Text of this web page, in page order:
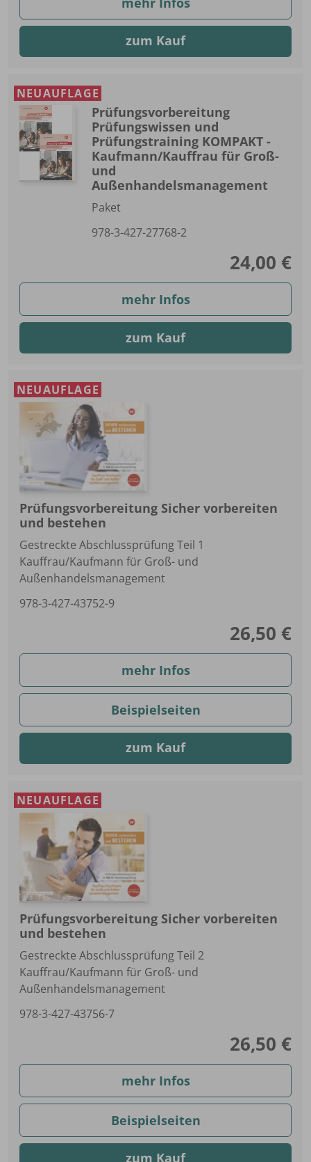
zum Kauf
NEUAUFLAGE
Prüfungsvorbereitung
Prüfungswissen und
Prüfungstraining KOMPAKT -
Kaufmann/Kauffrau für Groß-
und
Außenhandelsmanagement
Paket
978-3-427-27768-2
24,00 €
mehr Infos
zum Kauf
NEUAUFLAGE
Prüfungsvorbereitung Sicher vorbereiten
und bestehen
Gestreckte Abschlussprüfung Teil 1
Kauffrau/Kaufmann für Groß- und
Außenhandelsmanagement
978-3-427-43752-9
26,50 €
mehr Infos
Beispielseiten
zum Kauf
NEUAUFLAGE
Prüfungsvorbereitung Sicher vorbereiten
und bestehen
Gestreckte Abschlussprüfung Teil 2
Kauffrau/Kaufmann für Groß- und
Außenhandelsmanagement
978-3-427-43756-7
26,50 €
mehr Infos
Beispielseiten
zum Kauf